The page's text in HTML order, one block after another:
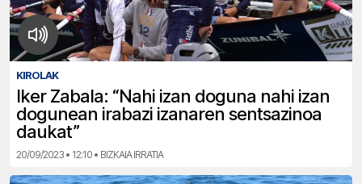
KIROLAK
Iker Zabala: “Nahi izan doguna nahi izan
dogunean irabazi izanaren sentsazinoa
daukat”
20/09/2023 • 12:10 • BIZKAIA IRRATIA